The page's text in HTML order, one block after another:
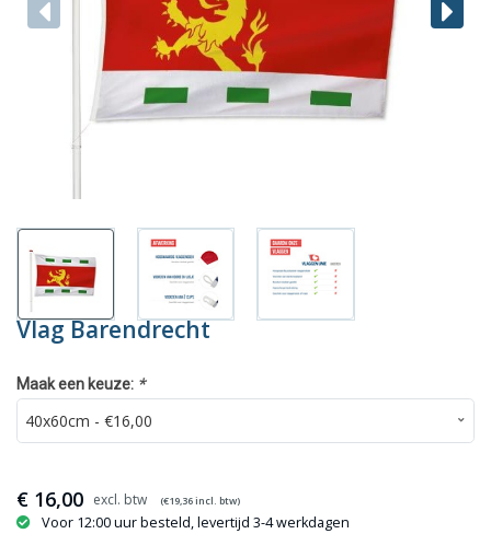
Vlag Barendrecht
Maak een keuze: *
€ 16,00 (€19,36incl. btw)
Voor 12:00 uur besteld, levertijd 3-4 werkdagen